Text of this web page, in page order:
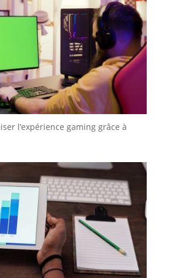
l’expérience gaming grâce à